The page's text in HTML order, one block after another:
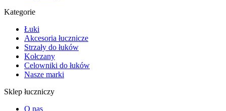
Kategorie
Łuki
Akcesoria łucznicze
Strzały do łuków
Kołczany
Celowniki do łuków
Nasze marki
Sklep łuczniczy
O nas